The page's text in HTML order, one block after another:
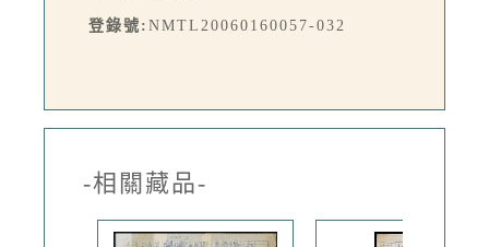
登錄號: NMTL20060160057-032
-相關藏品-